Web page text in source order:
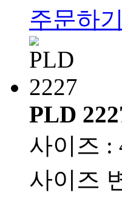
주문하기
PLD
사이즈 :
사이즈